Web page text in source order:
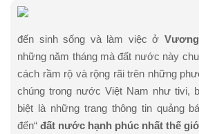
đến sinh sống và làm việc ở
những năm tháng mà đất nước này
cách rầm rộ và rộng rãi trên những
chúng trong nước Việt Nam như tivi,
biệt là những trang thông tin quảng
đến“ đất nước hạnh phúc nhất thế